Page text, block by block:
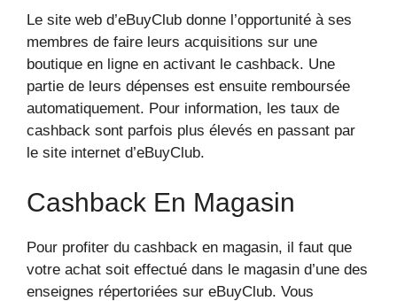
Le site web d’eBuyClub donne l’opportunité à ses
membres de faire leurs acquisitions sur une
boutique en ligne en activant le cashback. Une
partie de leurs dépenses est ensuite remboursée
automatiquement. Pour information, les taux de
cashback sont parfois plus élevés en passant par
le site internet d’eBuyClub.
Cashback En Magasin
Pour profiter du cashback en magasin, il faut que
votre achat soit effectué dans le magasin d’une des
enseignes répertoriées sur eBuyClub. Vous